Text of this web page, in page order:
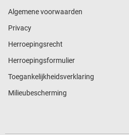
Algemene voorwaarden
Privacy
Herroepingsrecht
Herroepingsformulier
Toegankelijkheidsverklaring
Milieubescherming